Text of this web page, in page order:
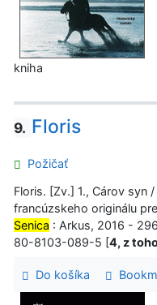
kniha
9. Floris
Požičať
Floris. [Zv.] 1., Cárov syn
francúzskeho originálu
Senica : Arkus, 2016 -
80-8103-089-5 [4, z
Do košíka